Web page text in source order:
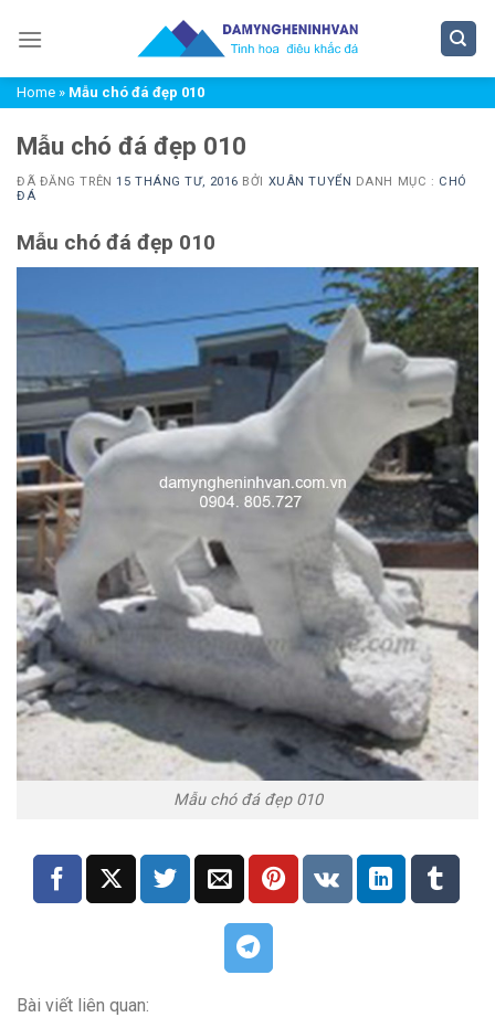
đến
dungHome » Mẫu chó đá đẹp 010
Mẫu chó đá đẹp 010
ĐÃ ĐĂNG TRÊN15 THÁNG TƯ, 2016 BỞI XUÂN TUYỂN DANH MỤC : CHÓ
ĐÁ
Mẫu chó đá đẹp 010
Mẫu chó đá đẹp 010
Bài viết liên quan: